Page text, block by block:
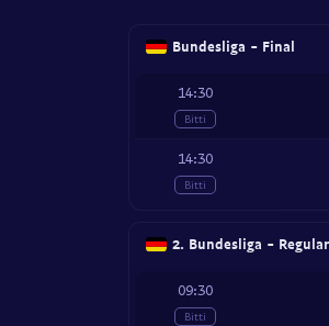
Bundesliga - Final
14:30
Bitti
14:30
Bitti
2. Bundesliga -
09:30
Bitti